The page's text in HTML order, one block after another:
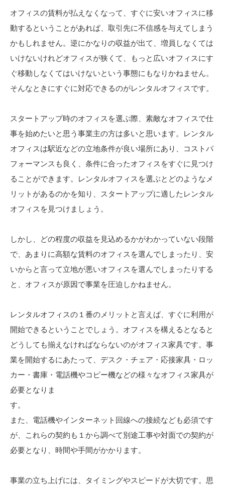
オフィスの賃料が払えなくなって、すぐに安いオフィスに移
動するということがあれば、取引先に不信感を与えてしまう
かもしれません。逆にかなりの収益が出て、増員しなくては
いけないけれどオフィスが狭くて、もっと広いオフィスにす
ぐ移動しなくてはいけないという事態にもなりかねません。
そんなときにすぐに対応できるのがレンタルオフィスです。
スタートアップ時のオフィスを選ぶ際、素敵なオフィスで仕
事を始めたいと思う事業主の方は多いと思います。レンタル
オフィスは駅近などの立地条件が良い場所にあり、コストパ
フォーマンスも良く、条件に合ったオフィスをすぐに見つけ
ることができます。レンタルオフィスを選ぶとどのようなメ
リットがあるのかを知り、スタートアップに適したレンタル
オフィスを見つけましょう。
しかし、どの程度の収益を見込めるかがわかっていない段階
で、あまりに高額な賃料のオフィスを選んでしまったり、安
いからと言って立地が悪いオフィスを選んでしまったりする
と、オフィスが原因で事業を圧迫しかねません。
レンタルオフィスの１番のメリットと言えば、すぐに利用が
開始できるということでしょう。オフィスを構えるとなると
どうしても揃えなければならないのがオフィス家具です。事
業を開始するにあたって、デスク・チェア・応接家具・ロッ
カー・書庫・電話機やコピー機などの様々なオフィス家具が
必要となりま
また、電話機やインターネット回線への接続なども必須です
が、これらの契約も１から調べて別途工事や対面での契約が
必要となり、時間や手間がかかります。
事業の立ち上げには、タイミングやスピードが大切です。思